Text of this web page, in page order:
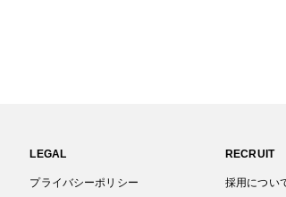
LEGAL
プライバシーポリシー
RECRUIT
採用につい